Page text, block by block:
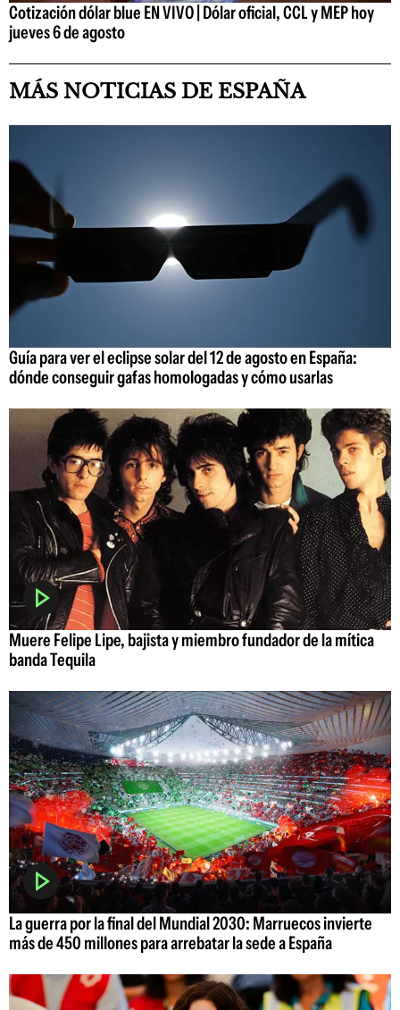
Cotización dólar blue EN VIVO | Dólar oficial, CCL y MEP hoy
jueves 6 de agosto
MÁS NOTICIAS DE ESPAÑA
Guía para ver el eclipse solar del 12 de agosto en España:
dónde conseguir gafas homologadas y cómo usarlas
Muere Felipe Lipe, bajista y miembro fundador de la mítica
banda Tequila
La guerra por la final del Mundial 2030: Marruecos invierte
más de 450 millones para arrebatar la sede a España